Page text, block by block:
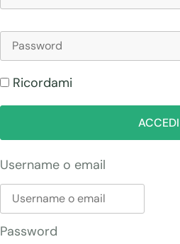
Ricordami
ACCEDI
Username o email
Password